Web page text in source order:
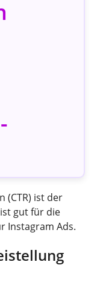
(CTR) ist der
gut für die
Instagram Ads.